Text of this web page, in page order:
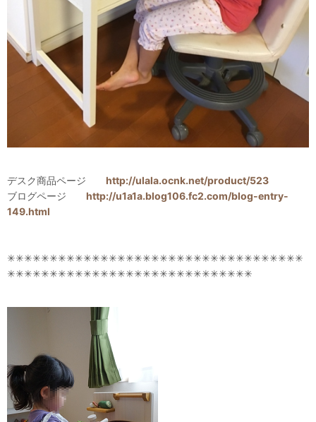
デスク商品ページ http://ulala.ocnk.net/product/523
ブログページ http://u1a1a.blog106.fc2.com/blog-entry-
149.html
✳✳✳✳✳✳✳✳✳✳✳✳✳✳✳✳✳✳✳✳✳✳✳✳✳✳✳✳✳✳✳✳✳✳✳
✳✳✳✳✳✳✳✳✳✳✳✳✳✳✳✳✳✳✳✳✳✳✳✳✳✳✳✳✳